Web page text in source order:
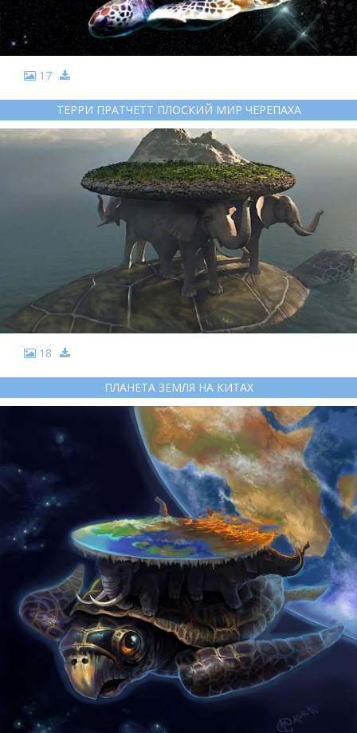
17
ТЕРРИ ПРАТЧЕТТ ПЛОСКИЙ МИР ЧЕРЕПАХА
18
ПЛАНЕТА ЗЕМЛЯ НА КИТАХ